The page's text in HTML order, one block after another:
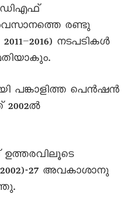
രണ്ടു
നടപടികള്‍
പങ്കാളിത്ത പെന്‍ഷന്‍
2002ല്‍
27 അവകാശാനു